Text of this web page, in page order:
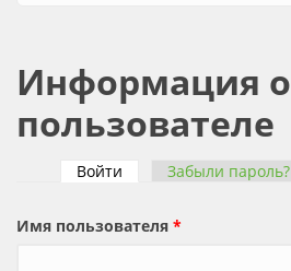
Информация о
пользователе
Войти (активная вкладка)
Забыли пароль?
Имя пользователя *